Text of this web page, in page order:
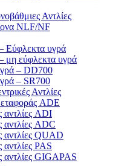
Αντλίες
NLF/NF
Εύφλεκτα υγρά
μη εύφλεκτα υγρά
– DD700
– SR700
Αντλίες
ADE
αντλίες ADI
αντλίες ADC
αντλίες QUAD
αντλίες PAS
αντλίες GIGAPAS